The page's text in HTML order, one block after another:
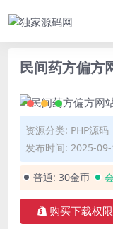
民间药方偏方
资源分类: PHP源码
发布时间: 2025-
普通: 30金币
购买下载权限